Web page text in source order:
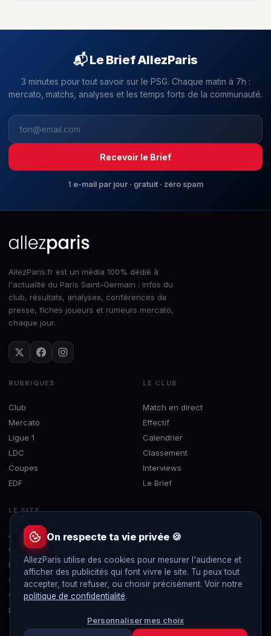
📬 Le Brief AllezParis
3 minutes pour tout savoir sur le PSG. Chaque matin à 7h :
mercato, matchs, analyses et les temps forts de la communauté.
Recevoir le Brief
1 e-mail par jour · gratuit · zéro spam
AllezParis.fr est un média 100% dédié à
l'actualité du Paris Saint-Germain : infos du
club, résultats, analyses, conférences de
presse, fiches joueurs et rumeurs mercato,
chaque jour.
RUBRIQUES
Club
Mercato
Ligue 1
LDC
Coupes
EDF
LE CLUB
Match en direct
Effectif
Calendrier
Classement
Interviews
Le Brief
LE SITE
À propos
Contact
Mentions légales
Confidentialité
Gérer les cookies
Flux RSS
On respecte ta vie privée 🍪
AllezParis utilise des cookies pour mesurer l'audience et
afficher des publicités qui font vivre le site. Tu peux tout
accepter, tout refuser, ou choisir précisément. Voir notre
politique de confidentialité.
Personnaliser mes choix